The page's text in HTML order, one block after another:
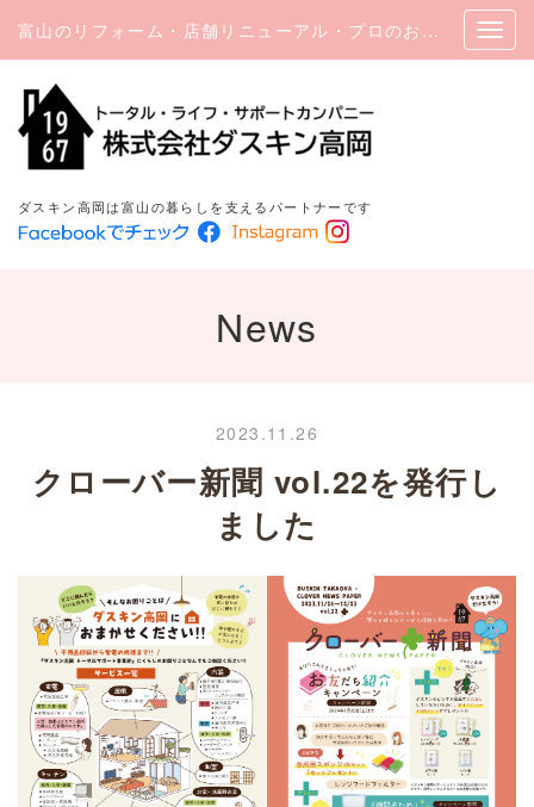
富山のリフォーム・店舗リニューアル・プロのお掃除｜ダスキン高岡
ダスキン高岡は富山の暮らしを支えるパートナーです
News
2023.11.26
クローバー新聞 vol.22を発行し
ました